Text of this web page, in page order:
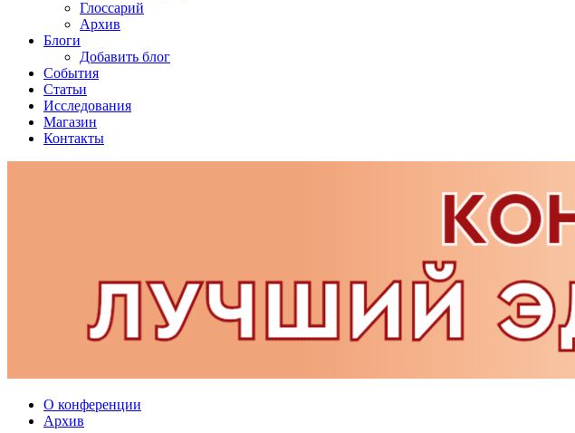
Глоссарий
Архив
Блоги
Добавить блог
События
Статьи
Исследования
Магазин
Контакты
О конференции
Архив